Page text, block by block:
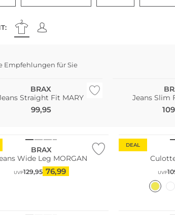
Empfehlungen für Sie
Größen
BRAX
Straight Fit MARY
99,95
Jeans Slim
BRAX
Wide Leg MORGAN
UVP129,95 76,99
DEAL
UVP